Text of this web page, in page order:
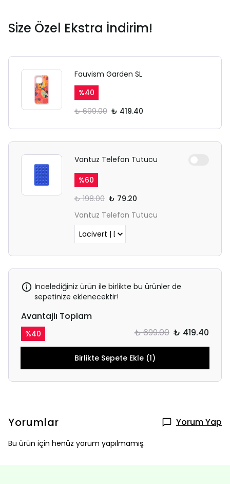
Size Özel Ekstra İndirim!
Fauvism Garden SL
%40
₺ 699.00 ₺ 419.40
Vantuz Telefon Tutucu
%60
₺ 198.00 ₺ 79.20
Vantuz Telefon Tutucu
İncelediğiniz ürün ile birlikte bu ürünler de
sepetinize eklenecektir!
Avantajlı Toplam
%40 ₺ 699.00 ₺ 419.40
Birlikte Sepete Ekle (1)
Yorumlar Yorum Yap
Bu ürün için henüz yorum yapılmamış.